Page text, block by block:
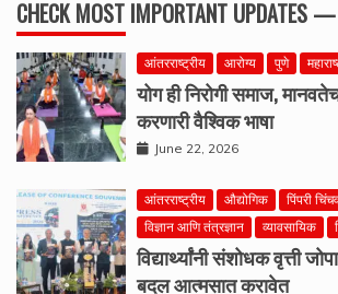
CHECK MOST IMPORTANT UPDATES —
आंतरराष्ट्रीय आरोग्य पुणे
योग ही निरोगी समाज,
करणारी वैश्विक भाषा
June 22, 2026
आंतरराष्ट्रीय औद्योगिक पिंपरी
विज्ञान आणि तंत्रज्ञान
व्यावसायिक
विद्यार्थ्यांनी संशोधक वृत्ती
बदल आत्मसात करावेत